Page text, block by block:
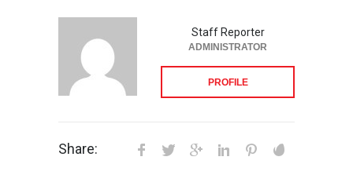
Staff Reporter
ADMINISTRATOR
PROFILE
Share: